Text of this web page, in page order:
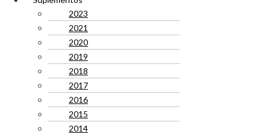
2023
2021
2020
2019
2018
2017
2016
2015
2014